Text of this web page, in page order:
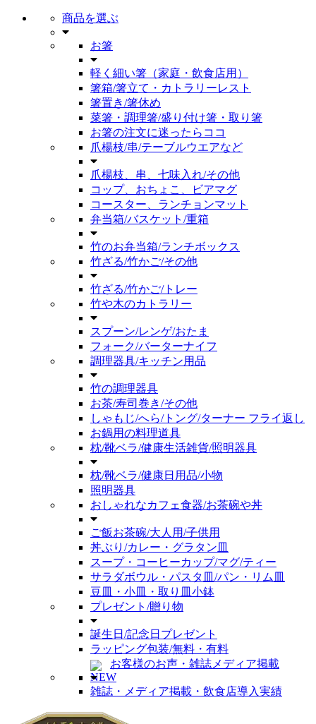
商品を選ぶ
お箸
軽く細い箸（家庭・飲食店用）
箸箱/箸立て・カトラリーレスト
箸置き/箸休め
菜箸・調理箸/盛り付け箸・取り箸
お箸の注文に迷ったらココ
爪楊枝/串/テーブルウエアなど
爪楊枝、串、七味入れ/その他
コップ、おちょこ、ビアマグ
コースター、ランチョンマット
弁当箱/バスケット/重箱
竹のお弁当箱/ランチボックス
竹ざる/竹かご/その他
竹ざる/竹かご/トレー
竹や木のカトラリー
スプーン/レンゲ/おたま
フォーク/バーターナイフ
調理器具/キッチン用品
竹の調理器具
お茶/寿司巻き/その他
しゃもじ/へら/トング/ターナー フライ返し
お鍋用の料理道具
枕/靴ベラ/健康生活雑貨/照明器具
枕/靴ベラ/健康日用品/小物
照明器具
おしゃれなカフェ食器/お茶碗や丼
ご飯お茶碗/大人用/子供用
丼ぶり/カレー・グラタン皿
スープ・コーヒーカップ/マグ/ティー
サラダボウル・パスタ皿/パン・リム皿
豆皿・小皿・取り皿小鉢
プレゼント/贈り物
誕生日/記念日プレゼント
ラッピング包装/無料・有料
お客様のお声・雑誌メディア掲載
雑誌・メディア掲載・飲食店導入実績